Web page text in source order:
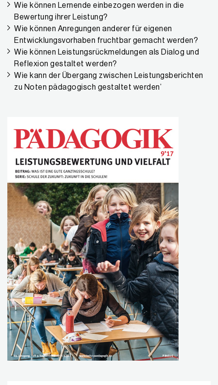
Wie können Lernende einbezogen werden in die
Bewertung ihrer Leistung?
Wie können Anregungen anderer für eigenen
Entwicklungsvorhaben fruchtbar gemacht werden?
Wie können Leistungsrückmeldungen als Dialog und
Reflexion gestaltet werden?
Wie kann der Übergang zwischen Leistungsberichten
zu Noten pädagogisch gestaltet werden’